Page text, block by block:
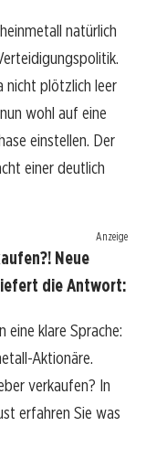
natürlich
nicht plötzlich leer
wohl auf eine
einstellen. Der
einer deutlich
Anzeige
Neue
die Antwort:
eine klare Sprache:
Aktionäre.
verkaufen? In
erfahren Sie was